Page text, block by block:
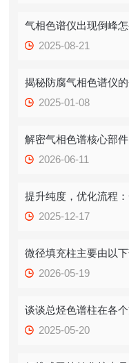
气相色谱仪出现倒峰
2025-08-21
揭秘防腐气相色谱仪
2025-01-08
解密气相色谱核心部
2026-06-11
提升纯度，优化流程
2025-12-17
微径填充柱主要由以
2026-05-19
谈谈总烃色谱柱在各
2025-05-20